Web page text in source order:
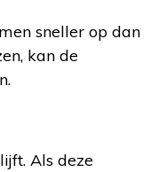
sneller op dan
kan de
Als deze